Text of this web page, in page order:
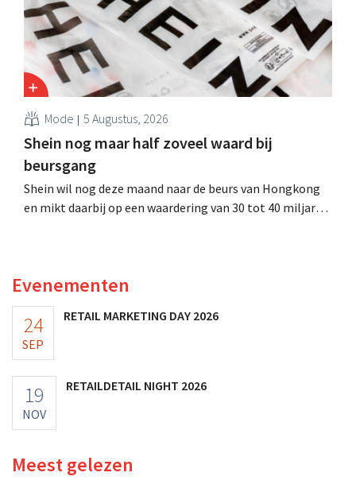
Mode 5 Augustus, 2026
Shein nog maar half zoveel waard bij
beursgang
Shein wil nog deze maand naar de beurs van Hongkong
en mikt daarbij op een waardering van 30 tot 40 miljard
Evenementen
24
SEP
RETAIL MARKETING DAY 2026
19
NOV
RETAILDETAIL NIGHT 2026
Meest gelezen